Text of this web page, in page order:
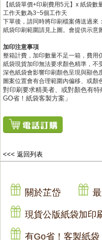
【紙袋單價+印刷費用5元】x 紙袋
工作天數為3~5個工作天
下單後，請同時將印刷檔案傳送過來
紙袋印刷範圍請見上圖。會提供示意
加印注意事項
整箱計費，加印數量不足一箱，費用
紙袋現貨加印無法要求顏色精準，不
深色紙袋會影響印刷顏色呈現與顯色
圖案位置會有合理範圍內偏移、或顏
對印刷要求精美者、或對顏色有
GO省！紙袋客製方案」
<<< 返回列表
關於芷岱
現貨公版紙袋加印
有Go省！客製紙袋